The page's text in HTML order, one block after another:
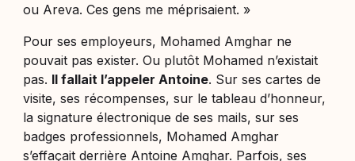
ou Areva. Ces gens me méprisaient. »
Pour ses employeurs, Mohamed Amghar ne
pouvait pas exister. Ou plutôt Mohamed n’existait
pas. Il fallait l’appeler Antoine. Sur ses cartes de
visite, ses récompenses, sur le tableau d’honneur,
la signature électronique de ses mails, sur ses
badges professionnels, Mohamed Amghar
s’effaçait derrière Antoine Amghar. Parfois, ses